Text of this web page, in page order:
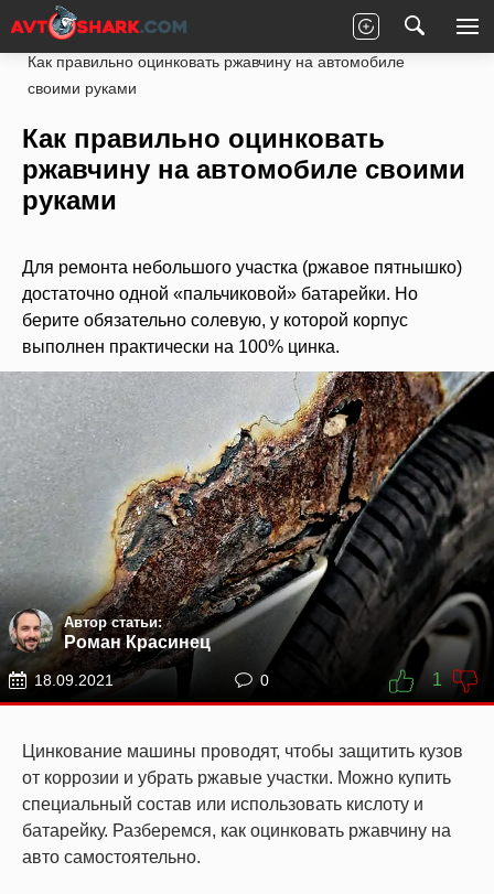
Главная Статьи
Как правильно оцинковать ржавчину на автомобиле
своими руками
Как правильно оцинковать
ржавчину на автомобиле своими
руками
Для ремонта небольшого участка (ржавое пятнышко)
достаточно одной «пальчиковой» батарейки. Но
берите обязательно солевую, у которой корпус
выполнен практически на 100% цинка.
Автор статьи:
Роман Красинец
18.09.2021 0 1
Цинкование машины проводят, чтобы защитить кузов
от коррозии и убрать ржавые участки. Можно купить
специальный состав или использовать кислоту и
батарейку. Разберемся, как оцинковать ржавчину на
авто самостоятельно.